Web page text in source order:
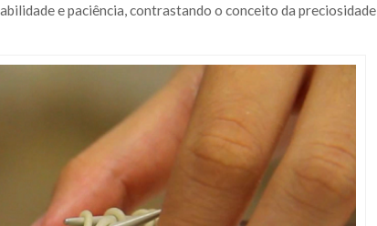
e paciência, contrastando o conceito da preciosidade